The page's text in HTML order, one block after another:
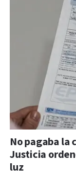
No pagaba la
Justicia
luz